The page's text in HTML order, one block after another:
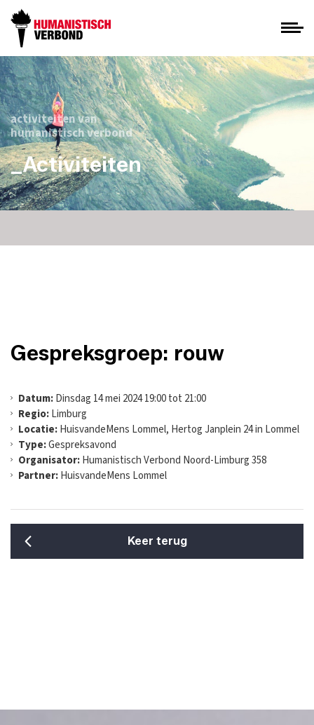
activiteiten van
humanistisch verbond
_Activiteiten
Gespreksgroep: rouw
Datum:Dinsdag 14 mei 2024 19:00 tot 21:00
Regio:Limburg
Locatie:HuisvandeMens Lommel, Hertog Janplein 24 in Lommel
Type:Gespreksavond
Organisator:Humanistisch Verbond Noord-Limburg 358
Partner:HuisvandeMens Lommel
Keer terug